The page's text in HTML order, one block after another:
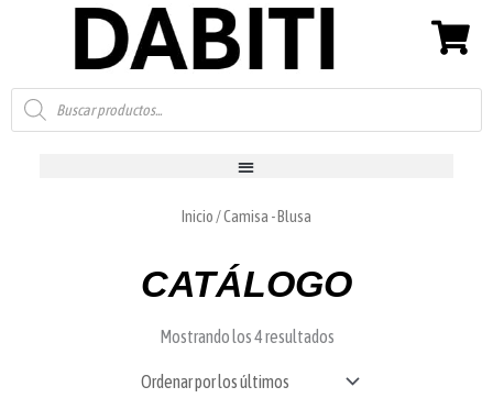
Búsqueda
de
productos
Inicio/ Camisa - Blusa
CATÁLOGO
Mostrando los 4 resultadospor